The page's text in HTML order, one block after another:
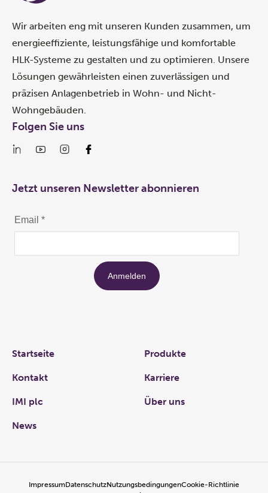
Wir arbeiten eng mit unseren Kunden zusammen, um
energieeffiziente, leistungsfähige und komfortable
HLK-Systeme zu gestalten und zu optimieren. Unsere
Lösungen gewährleisten einen zuverlässigen und
präzisen Anlagenbetrieb in Wohn- und Nicht-
Wohngebäuden.
Links
Startseite Produkte
Kontakt Karriere
IMI plc Über uns
News
Folgen Sie uns
Jetzt unseren Newsletter abonnieren
ImpressumDatenschutzNutzungsbedingungenCookie-Richtlinie